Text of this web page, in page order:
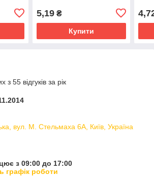
5,19₴
Купити
з 55 відгуків за рік
вул. М. Стельмаха 6А, Київ, Україна
з 09:00 до 17:00
графік роботи